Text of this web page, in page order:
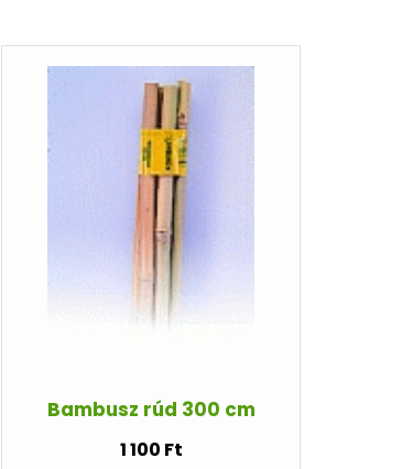
Bambusz rúd 300 cm
1 100 Ft